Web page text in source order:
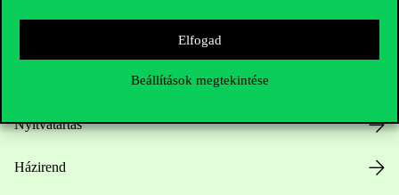
Elfogad
Beállítások megtekintése
Nyitvatartás
Házirend